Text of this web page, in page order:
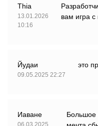
Thia
13.01.2026
10:16
вам игра
Йудаи
09.05.2025 22:27
это
Иаване
06.03.2025
Большое